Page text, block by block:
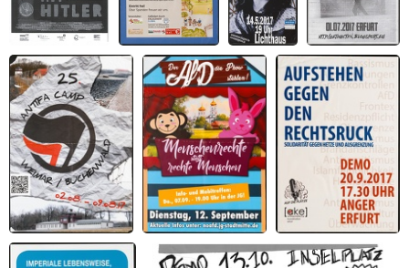
Nieder mit
Hitler
Grün leben,
kritisch denken.
Degrowth in
Theorie, Praxis
und Kunst
Mehr Stolz,
ihr Frauen
Get in Action -
Aktiv werden
gegen
Naziaufmärsche,
rechte Gewalt
und dessen
Akzeptanz,
Dezentrale
Aktionen
gegen den
Naziaufmarsch
von Die Rechte
25. Antifa Camp
Weimar/Buchenwald
Der AfD die Show
stehlen!
Aufstehen gegen
den Rechtsruck